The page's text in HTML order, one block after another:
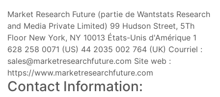
Market Research Future (partie de Wantstats Research
and Media Private Limited) 99 Hudson Street, 5Th
Floor New York, NY 10013 États-Unis d'Amérique 1
628 258 0071 (US) 44 2035 002 764 (UK) Courriel :
sales@marketresearchfuture.com Site web :
https://www.marketresearchfuture.com
Contact Information: